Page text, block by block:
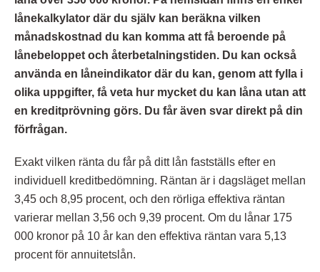
lånekalkylator där du själv kan beräkna vilken
månadskostnad du kan komma att få beroende på
lånebeloppet och återbetalningstiden. Du kan också
använda en låneindikator där du kan, genom att fylla i
olika uppgifter, få veta hur mycket du kan låna utan att
en kreditprövning görs. Du får även svar direkt på din
förfrågan.
Exakt vilken ränta du får på ditt lån fastställs efter en
individuell kreditbedömning. Räntan är i dagsläget mellan
3,45 och 8,95 procent, och den rörliga effektiva räntan
varierar mellan 3,56 och 9,39 procent. Om du lånar 175
000 kronor på 10 år kan den effektiva räntan vara 5,13
procent för annuitetslån.